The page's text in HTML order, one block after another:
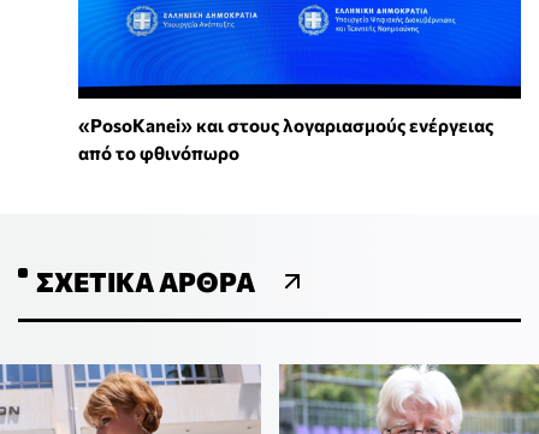
«PosoKanei» και στους λογαριασμούς ενέργειας
από το φθινόπωρο
ΣΧΕΤΙΚΆ ΆΡΘΡΑ